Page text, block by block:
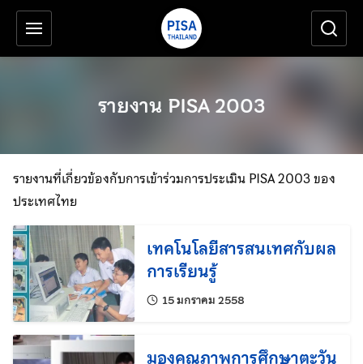
ข้ามไปยังเนื้อหาหลัก
เครื่องมือช่วยเหลือ
รายงาน PISA 2003
รายงานที่เกี่ยวข้องกับการเข้าร่วมการประเมิน PISA 2003 ของ
ประเทศไทย
เทคโนโลยีสารสนเทศกับผล
การเรียนรู้
15 มกราคม 2558แก้ไขล่าสุดเมื่อ:
มองคุณภาพการศึกษาตะวัน